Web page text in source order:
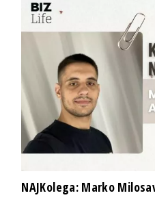
NAJKolega: Marko